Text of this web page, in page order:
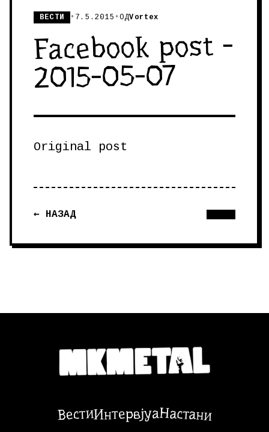
ВЕСТИ • 7.5.2015 •ОДVortex
Facebook post -
2015-05-07
Original post
← НАЗАД
ВестиИнтервјуаНастани